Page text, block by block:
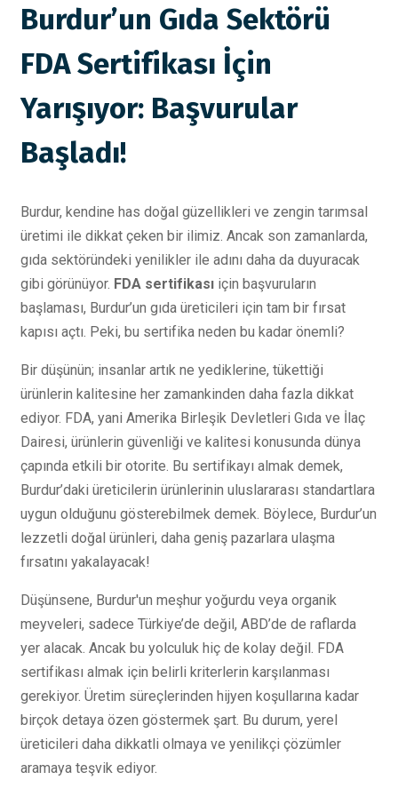
Burdur’un Gıda Sektörü
FDA Sertifikası İçin
Yarışıyor: Başvurular
Başladı!
Burdur, kendine has doğal güzellikleri ve zengin tarımsal
üretimi ile dikkat çeken bir ilimiz. Ancak son zamanlarda,
gıda sektöründeki yenilikler ile adını daha da duyuracak
gibi görünüyor. FDA sertifikası için başvuruların
başlaması, Burdur’un gıda üreticileri için tam bir fırsat
kapısı açtı. Peki, bu sertifika neden bu kadar önemli?
Bir düşünün; insanlar artık ne yediklerine, tükettiği
ürünlerin kalitesine her zamankinden daha fazla dikkat
ediyor. FDA, yani Amerika Birleşik Devletleri Gıda ve İlaç
Dairesi, ürünlerin güvenliği ve kalitesi konusunda dünya
çapında etkili bir otorite. Bu sertifikayı almak demek,
Burdur’daki üreticilerin ürünlerinin uluslararası standartlara
uygun olduğunu gösterebilmek demek. Böylece, Burdur’un
lezzetli doğal ürünleri, daha geniş pazarlara ulaşma
fırsatını yakalayacak!
Düşünsene, Burdur'un meşhur yoğurdu veya organik
meyveleri, sadece Türkiye’de değil, ABD’de de raflarda
yer alacak. Ancak bu yolculuk hiç de kolay değil. FDA
sertifikası almak için belirli kriterlerin karşılanması
gerekiyor. Üretim süreçlerinden hijyen koşullarına kadar
birçok detaya özen göstermek şart. Bu durum, yerel
üreticileri daha dikkatli olmaya ve yenilikçi çözümler
aramaya teşvik ediyor.